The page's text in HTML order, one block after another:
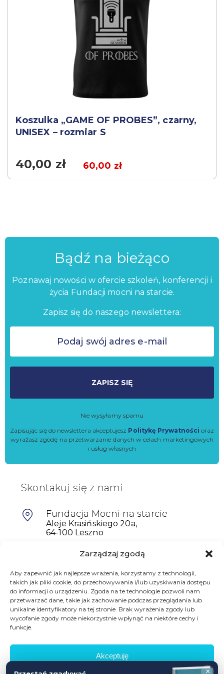
Zarządzaj zgodą
Aby zapewnić jak najlepsze wrażenia, korzystamy z technologii,
takich jak pliki cookie, do przechowywania i/lub uzyskiwania dostępu
do informacji o urządzeniu. Zgoda na te technologie pozwoli nam
przetwarzać dane, takie jak zachowanie podczas przeglądania lub
unikalne identyfikatory na tej stronie. Brak wyrażenia zgody lub
wycofanie zgody może niekorzystnie wpłynąć na niektóre cechy i
funkcje.
Akceptuję
Koszulka „GAME OF PROBES”, czarny,
UNISEX – rozmiar S
40,00 zł 60,00zł
Bądź na bieżąco
Poznawaj nowości w ofercie szkoleń, konferencji i
życia Fundacji mocni na starcie.
Zapisz się do naszego newslettera:
ZAPISZ SIĘ
Nie wysyłamy spamu
Zapisując się do newslettera akceptujesz Politykę Prywatności oraz
wyrażasz zgodę na przetwarzanie danych w celach marketingowych
i usług własnych
Skontakuj się z nami
Fundacja Mocni na starcie
Aleje Krasińskiego 20a,
64-100 Leszno
601698402
biuro@mocninastarcie.pl
×